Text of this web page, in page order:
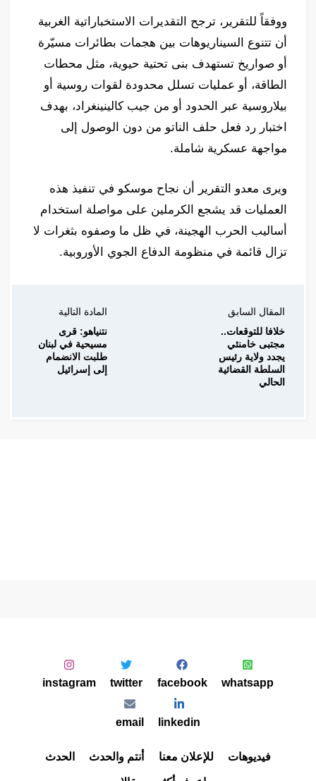
ووفقاً للتقرير، ترجح التقديرات الاستخباراتية الغربية
أن تتنوع السيناريوهات بين هجمات بطائرات مسيّرة
أو صواريخ تستهدف بنى تحتية حيوية، مثل محطات
الطاقة، أو عمليات تسلل محدودة لقوات روسية أو
بيلاروسية عبر الحدود أو من جيب كالينينغراد، بهدف
اختبار رد فعل حلف الناتو من دون الوصول إلى
مواجهة عسكرية شاملة.
ويرى معدو التقرير أن نجاح موسكو في تنفيذ هذه
العمليات قد يشجع الكرملين على مواصلة استخدام
أساليب الحرب الهجينة، في ظل ما وصفوه بثغرات لا
تزال قائمة في منظومة الدفاع الجوي الأوروبية.
المقال السابق
خلافا للتوقعات..
مجتبى خامنئي
يجدد ولاية رئيس
السلطة القضائية
الحالي
المادة التالية
نتنياهو: قرى
مسيحية في لبنان
طلبت الانضمام
إلى إسرائيل
فيديوهات للإعلان معنا أنتم والحدث
الحدث
whatsapp
facebook
twitter
instagram
linkedin
email